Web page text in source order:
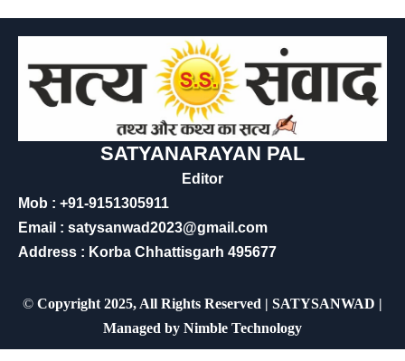
SATYANARAYAN PAL
Editor
Mob : +91-9151305911
Email : satysanwad2023@gmail.com
Address : Korba Chhattisgarh 495677
© Copyright 2025, All Rights Reserved | SATYSANWAD |
Managed by Nimble Technology